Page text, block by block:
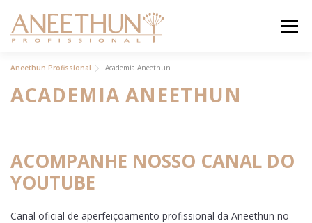
para
Menu
INSTITUCIONAL
PRODUTOS
CONTATO
Aneethun Profissional Academia Aneethun
ACADEMIA ANEETHUN
ACOMPANHE NOSSO CANAL DO
YOUTUBE
Canal oficial de aperfeiçoamento profissional da Aneethun no